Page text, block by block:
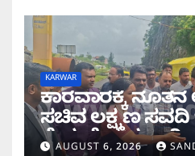
KARWAR
ಕಾರವಾರಕ್ಕೆ ನೂತನ
ಸಚಿವ ಲಕ್ಷ್ಮಣ
ಸೇತುವೆ ಕಾಮಗಾರಿ
AUGUST 6, 2026